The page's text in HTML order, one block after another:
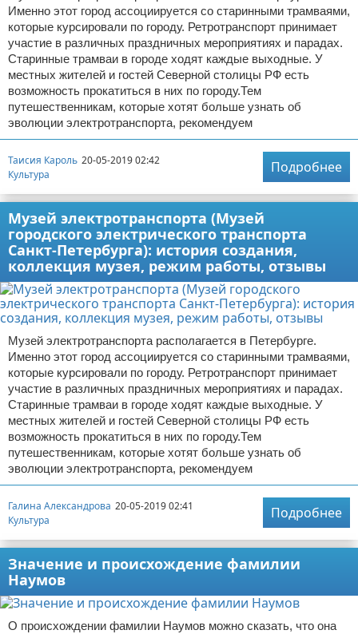
Именно этот город ассоциируется со старинными трамваями,
которые курсировали по городу. Ретротранспорт принимает
участие в различных праздничных мероприятиях и парадах.
Старинные трамваи в городе ходят каждые выходные. У
местных жителей и гостей Северной столицы РФ есть
возможность прокатиться в них по городу.Тем
путешественникам, которые хотят больше узнать об
эволюции электротранспорта, рекомендуем
Таисия Кароль 20-05-2019 02:42
Культура
Подробнее
Музей электротранспорта (Музей
городского электрического транспорта
Санкт-Петербурга): история создания,
коллекция музея, режим работы, отзывы
Музей электротранспорта располагается в Петербурге.
Именно этот город ассоциируется со старинными трамваями,
которые курсировали по городу. Ретротранспорт принимает
участие в различных праздничных мероприятиях и парадах.
Старинные трамваи в городе ходят каждые выходные. У
местных жителей и гостей Северной столицы РФ есть
возможность прокатиться в них по городу.Тем
путешественникам, которые хотят больше узнать об
эволюции электротранспорта, рекомендуем
Галина Александрова 20-05-2019 02:41
Культура
Подробнее
Значение и происхождение фамилии
Наумов
О происхождении фамилии Наумов можно сказать, что она